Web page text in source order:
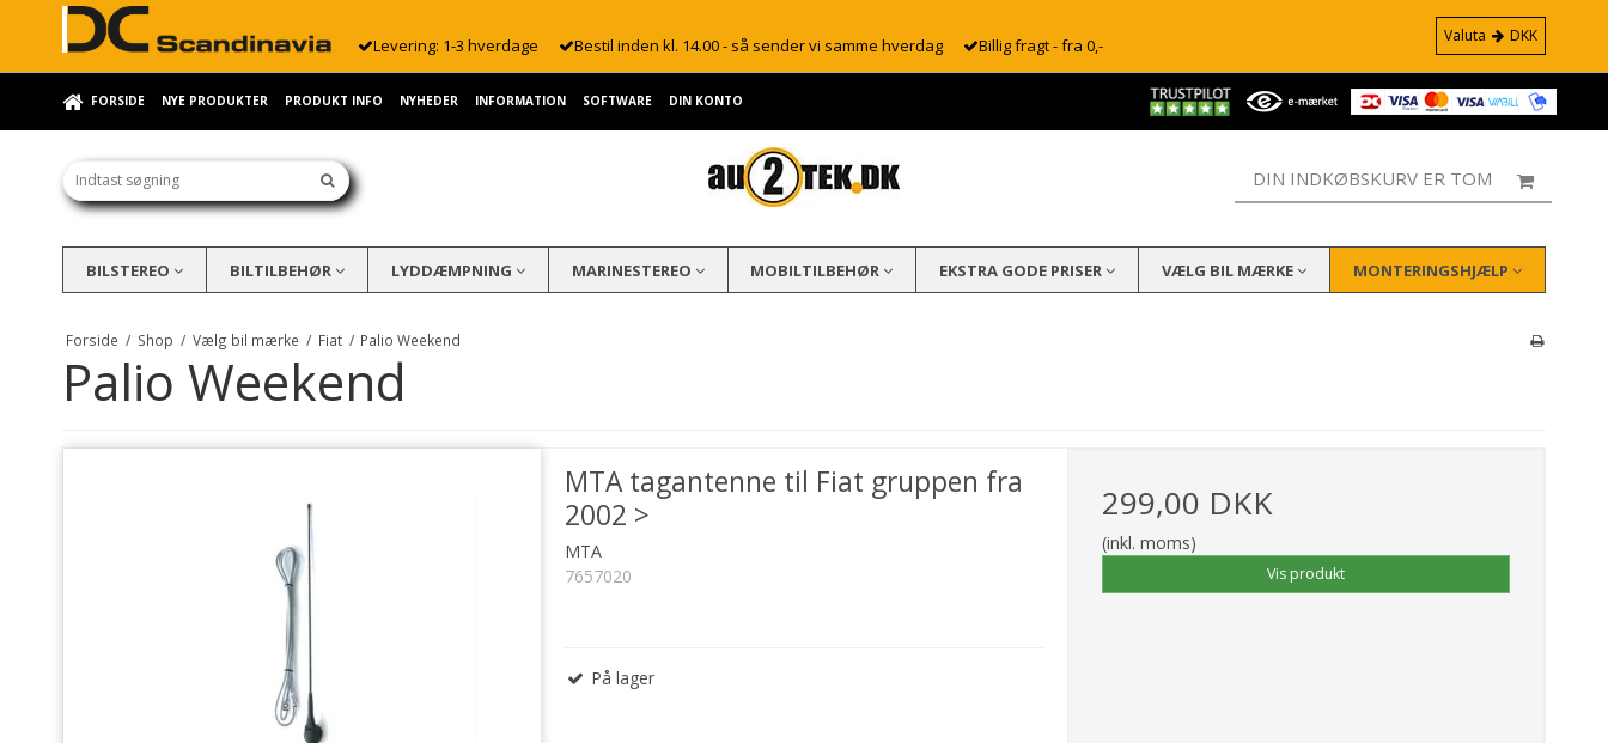
Levering: 1-3 hverdage Bestil inden kl. 14.00 - så sender vi samme hverdag Billig fragt - fra 0,- Valuta DKK
FORSIDE NYE PRODUKTER PRODUKT INFO NYHEDER INFORMATION SOFTWARE DIN KONTO
DIN INDKØBSKURV ER TOM
BILSTEREO BILTILBEHØR LYDDÆMPNING MARINESTEREO MOBILTILBEHØR EKSTRA GODE PRISER VÆLG BIL MÆRKE MONTERINGSHJÆLP
Forside / Shop / Vælg bil mærke / Fiat / Palio Weekend
Palio Weekend
MTA tagantenne til Fiat gruppen fra
2002 >
MTA
7657020
På lager
299,00 DKK
(inkl. moms)
Vis produkt